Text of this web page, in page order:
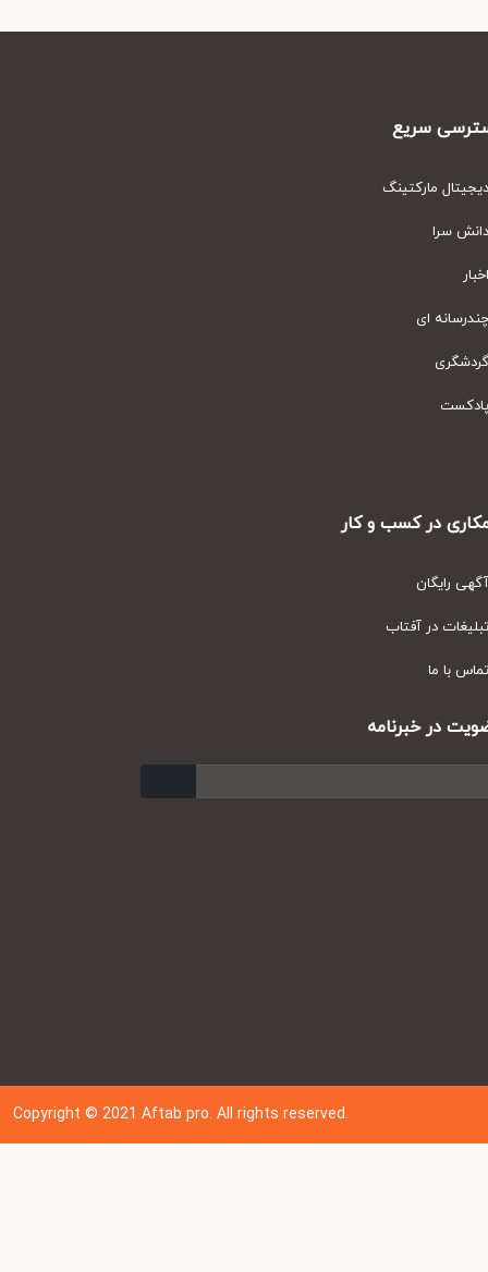
سریع
مارکتینگ
سرا
ای
در کسب و کار
رایگان
در آفتاب
با ما
در خبرنامه
Copyright © 202 1Aftab pro. All rights reserved.